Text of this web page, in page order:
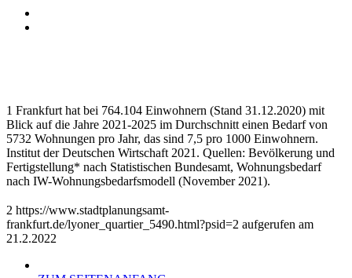
1 Frankfurt hat bei 764.104 Einwohnern (Stand 31.12.2020) mit
Blick auf die Jahre 2021-2025 im Durchschnitt einen Bedarf von
5732 Wohnungen pro Jahr, das sind 7,5 pro 1000 Einwohnern.
Institut der Deutschen Wirtschaft 2021. Quellen: Bevölkerung und
Fertigstellung* nach Statistischen Bundesamt, Wohnungsbedarf
nach IW-Wohnungsbedarfsmodell (November 2021).
2 https://www.stadtplanungsamt-
frankfurt.de/lyoner_quartier_5490.html?psid=2 aufgerufen am
21.2.2022